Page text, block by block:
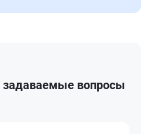
задаваемые вопросы